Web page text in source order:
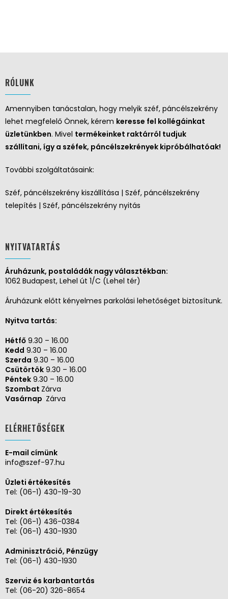
RÓLUNK
Amennyiben tanácstalan, hogy melyik széf, páncélszekrény
lehet megfelelő Önnek, kérem keresse fel kollégáinkat
üzletünkben. Mivel termékeinket raktárról tudjuk
szállítani, így a széfek, páncélszekrények kipróbálhatóak!
További szolgáltatásaink:
Széf, páncélszekrény kiszállítása | Széf, páncélszekrény
telepítés | Széf, páncélszekrény nyitás
NYITVATARTÁS
Áruházunk, postaládák nagy választékban:
1062 Budapest, Lehel út 1/C (Lehel tér)
Áruházunk előtt kényelmes parkolási lehetőséget biztosítunk.
Nyitva tartás:
Hétfő 9.30 – 16.00
Kedd 9.30 – 16.00
Szerda 9.30 – 16.00
Csütörtök 9.30 – 16.00
Péntek 9.30 – 16.00
Szombat Zárva
Vasárnap Zárva
ELÉRHETŐSÉGEK
E-mail címünk
info@szef-97.hu
Üzleti értékesítés
Tel: (06-1) 430-19-30
Direkt értékesítés
Tel: (06-1) 436-0384
Tel: (06-1) 430-1930
Adminisztráció, Pénzügy
Tel: (06-1) 430-1930
Szerviz és karbantartás
Tel: (06-20) 326-8654